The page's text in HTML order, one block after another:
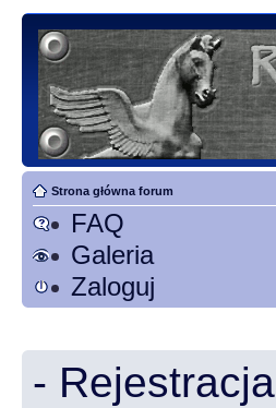
Strona główna forum
FAQ
Galeria
Zaloguj
- Rejestracja